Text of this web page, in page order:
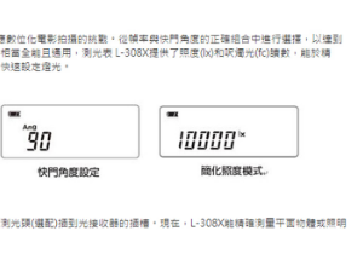
有限公司提供之「AFTEE先享後付」服務完成之交
圍內提供個人資料，並將交易相關給付款項請求債
公司。
，請瀏覽以下網址：
先徵得法定代理人或監護人之同意方可使用
未經同意申辦者引起之損失，本公司不負相關責
付」時，將依據個別帳號之用戶狀況，依本公司即
度；若仍有額度不足之情形，本公司將視審查結果